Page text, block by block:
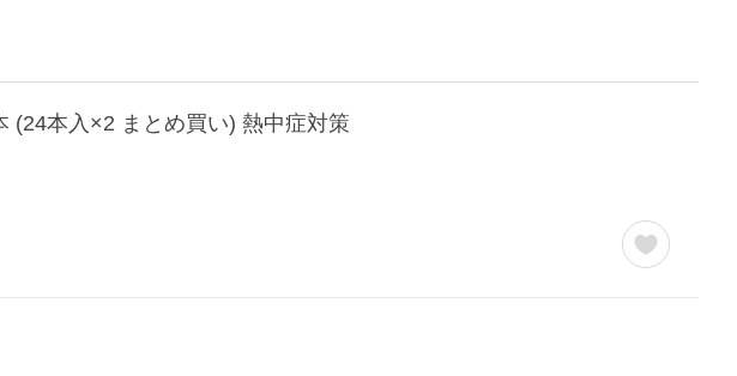
(24本入×2 まとめ買い) 熱中症対策